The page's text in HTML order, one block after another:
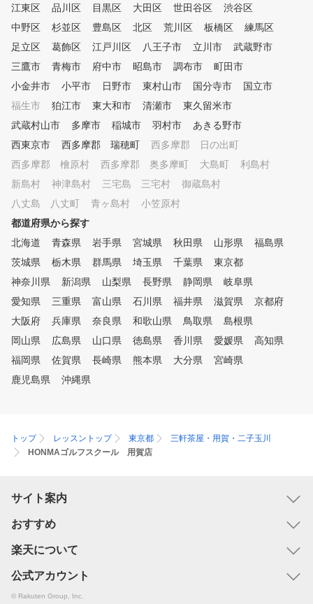
、レンジ使い放題のサブスクモ
デル 外部資格を有する専属プ
ロのレッスンを、毎日、何度で
も受けられます。また打席も使
い放題なので、一人で練習した
って、効率よく練習できます。
お客様のご予定にあわせて、ご
利用ください。 ④ゴルフ初心
者から上級者まで楽しめる練習
モード 同じシチュエーション
で繰り返しショット練習したり
やアプローチの練習を楽しんだ
り、実際のコースをリアルに再
現したコースでラウンドしたり
、数多くの練習モードがありま
すので、そのときの気分にあわ
せて、飽きずに練習していただ
江東区
品川区 目黒区 大田区 世田谷区
渋谷区
中野区
杉並区 豊島区 北区 荒川区 板橋区
練馬区
足立区
葛飾区 江戸川区 八王子市 立川市
武蔵野市
三鷹市
青梅市 府中市 昭島市 調布市
町田市
小金井市
小平市 日野市 東村山市 国分寺市
国立市
福生市
狛江市 東大和市 清瀬市
東久留米市
武蔵村山市
多摩市 稲城市 羽村市
あきる野市
西東京市
西多摩郡 瑞穂町
西多摩郡 日の出町
西多摩郡 檜原村
西多摩郡 奥多摩町 大島町
利島村
新島村
神津島村 三宅島 三宅村
御蔵島村
八丈島 八丈町
青ヶ島村
小笠原村
都道府県から探す
北海道
青森県 岩手県 宮城県 秋田県 山形県
福島県
茨城県
栃木県 群馬県 埼玉県 千葉県
東京都
神奈川県
新潟県 山梨県 長野県 静岡県
岐阜県
愛知県
三重県 富山県 石川県 福井県 滋賀県
京都府
大阪府
兵庫県 奈良県 和歌山県 鳥取県
島根県
岡山県
広島県 山口県 徳島県 香川県 愛媛県
高知県
福岡県
佐賀県 長崎県 熊本県 大分県
宮崎県
鹿児島県
沖縄県
トップ レッスントップ 東京都
三軒茶屋・用賀・二子玉川
HONMAゴルフスクール 用賀店
サイト案内
おすすめ
楽天について
公式アカウント
© Rakuten Group, Inc.